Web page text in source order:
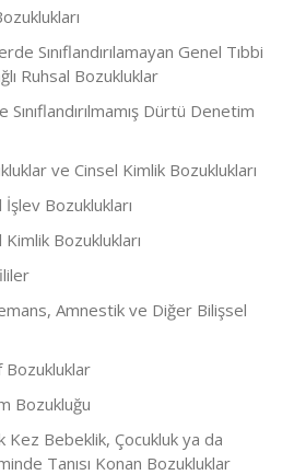
Sınıflandırılamayan Genel Tıbbi
Ruhsal Bozukluklar
Sınıflandırılmamış Dürtü Denetim
ve Cinsel Kimlik Bozuklukları
İşlev Bozuklukları
Kimlik Bozuklukları
Amnestik ve Diğer Bilişsel
Bozukluğu
Kez Bebeklik, Çocukluk ya da
Tanısı Konan Bozukluklar